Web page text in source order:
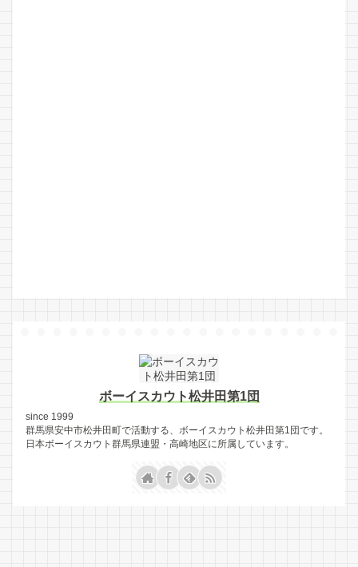
ボーイスカウト松井田第1団
since 1999
群馬県安中市松井田町で活動する、ボーイスカウト松井田第1団です。
日本ボーイスカウト群馬県連盟・高崎地区に所属しています。